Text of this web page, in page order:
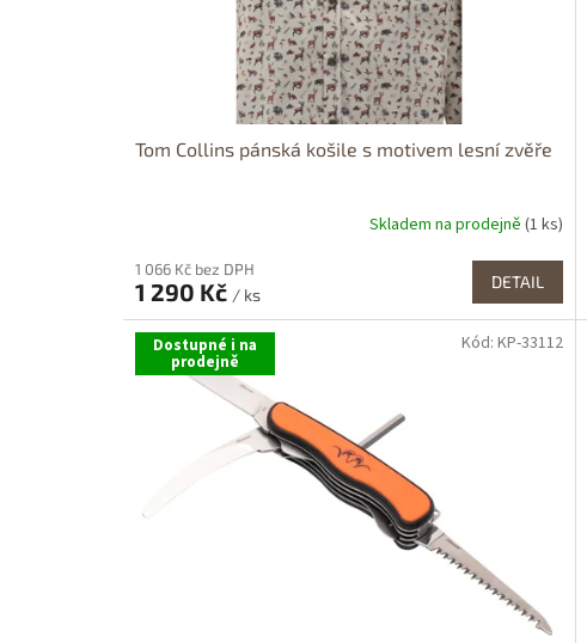
Tom Collins pánská košile s motivem lesní zvěře
Skladem na prodejně(1 ks)
1 066 Kč bez DPH
1 290 Kč / ks
DETAIL
Dostupné i na
prodejně
Kód:KP-33112